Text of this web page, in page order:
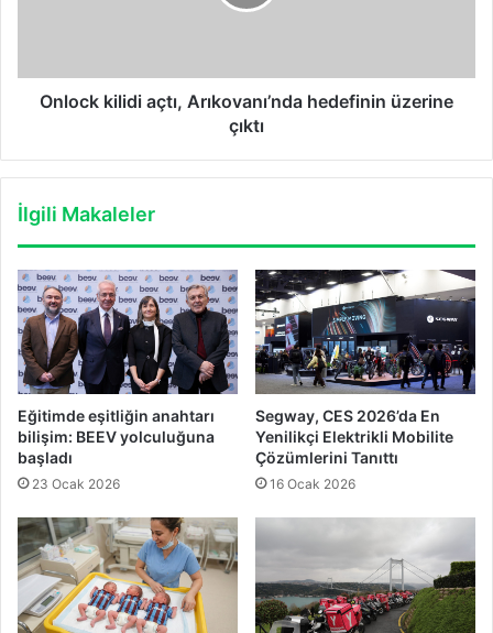
Onlock kilidi açtı, Arıkovanı’nda hedefinin üzerine
çıktı
İlgili Makaleler
Eğitimde eşitliğin anahtarı
bilişim: BEEV yolculuğuna
başladı
23 Ocak 2026
Segway, CES 2026’da En
Yenilikçi Elektrikli Mobilite
Çözümlerini Tanıttı
16 Ocak 2026